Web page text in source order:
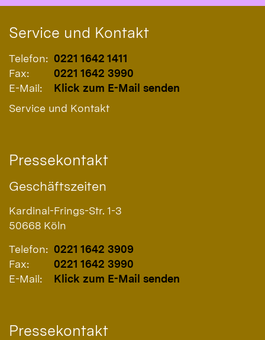
Service und Kontakt
Telefon: 0221 1642 1411
Fax:
0221 1642 3990
E-Mail:
Klick zum E-Mail senden
Service und Kontakt
Pressekontakt
Geschäftszeiten
Kardinal-Frings-Str. 1-3
50668 Köln
Telefon: 0221 1642 3909
Fax:
0221 1642 3990
E-Mail:
Klick zum E-Mail senden
Pressekontakt